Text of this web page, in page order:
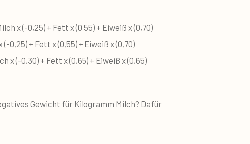
x (-0,25) + Fett x (0,55) + Eiweiß x (0,70)
(-0,25) + Fett x (0,55) + Eiweiß x (0,70)
x (-0,30) + Fett x (0,65) + Eiweiß x (0,65)
Gewicht für Kilogramm Milch? Dafür